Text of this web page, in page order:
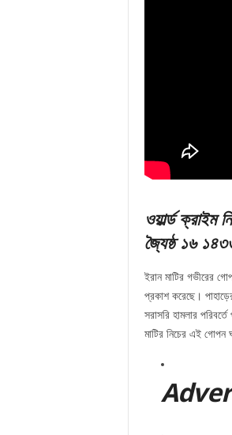
ওয়ার্ল্ড
জ্যৈষ্ঠ ১৬
ইরান মাটির গভীরের
প্রকাশ করেছে।
সরাসরি হামলার
মাটির নিচের এই গোপন
Adver